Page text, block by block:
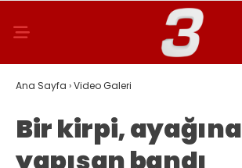
Ana Sayfa ›Video Galeri
Bir kirpi, ayağına
yapışan bandı